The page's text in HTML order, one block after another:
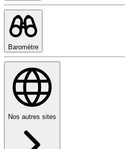
Baromètre
Nos autres sites